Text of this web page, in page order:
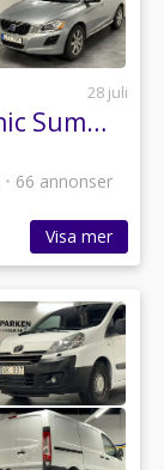
28 juli
Volvo XC60 D5 AWD Geartronic Summum Euro 5
• 66 annonser
Visa mer